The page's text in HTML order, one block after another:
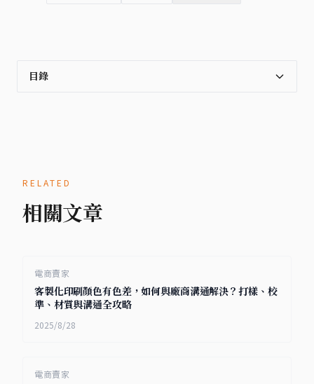
目錄
RELATED
相關文章
電商賣家
客製化印刷顏色有色差，如何與廠商溝通解決？打樣、校
準、材質與溝通全攻略
2025/8/28
電商賣家